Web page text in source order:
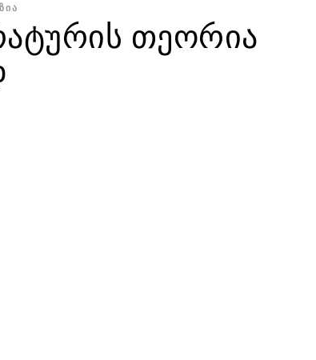
თეორია